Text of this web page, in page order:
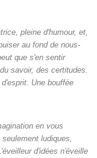
pleine d'humour, et,
au fond de nous-
que s'en sentir
savoir, des certitudes.
Une bouffée
en vous
ludiques,
d'idées n'éveille